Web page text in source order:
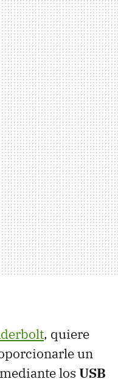
, quiere
un
los USB